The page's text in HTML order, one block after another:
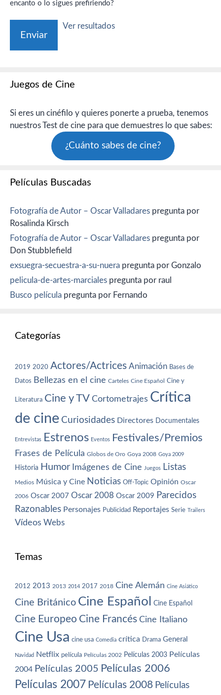
encanto o lo sigues prefiriendo?
Ver resultados
Juegos de Cine
Si eres un cinéfilo y quieres ponerte a prueba, tenemos
nuestros Test de cine para que demuestres lo que sabes:
¿Cuánto sabes de cine?
Películas Buscadas
Fotografía de Autor – Oscar Valladares pregunta por
Rosalinda Kirsch
Fotografía de Autor – Oscar Valladares pregunta por
Don Stubblefield
exsuegra-secuestra-a-su-nuera pregunta por Gonzalo
pelicula-de-artes-marciales pregunta por raul
Busco película pregunta por Fernando
Categorías
2019 2020 Actores/Actrices Animación Bases de
Datos Bellezas en el cine Carteles Cine Español Cine y
Literatura Cine y TV Cortometrajes Crítica
de cine Curiosidades Directores Documentales
Entrevistas Estrenos Eventos Festivales/Premios
Frases de Película Globos de Oro Goya 2008 Goya 2009
Historia Humor Imágenes de Cine Juegos Listas
Medios Música y Cine Noticias Off-Topic Opinión Oscar
2006 Oscar 2007 Oscar 2008 Oscar 2009 Parecidos
Razonables Personajes Publicidad Reportajes Serie Trailers
Vídeos Webs
Temas
2012 2013 2013 2014 2017 2018 Cine Alemán Cine Asiático
Cine Británico Cine Español Cine Español
Cine Europeo Cine Francés Cine Italiano
Cine Usa cine usa Comedia crítica Drama General
Navidad Netflix película Películas 2002 Películas 2003 Películas
2004 Películas 2005 Películas 2006
Películas 2007 Películas 2008 Películas